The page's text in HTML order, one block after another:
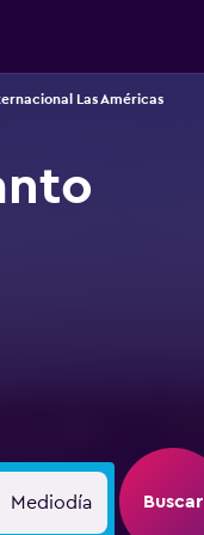
Las Américas
Mediodía Buscar